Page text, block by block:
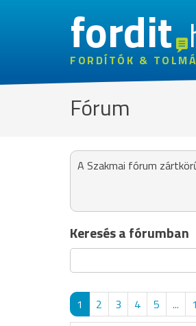
fordit
FORDÍTÓK &
Fórum
A Szakmai fórum
Keresés a fórumban
1 2 3 4 5 ...